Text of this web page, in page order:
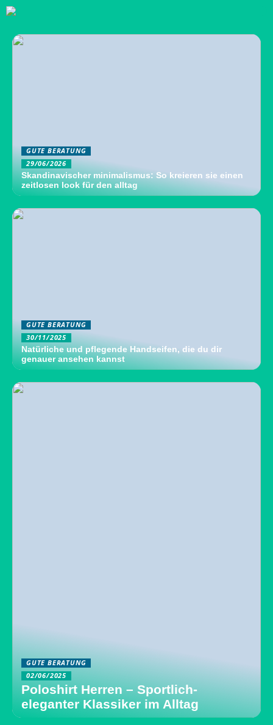
GUTE BERATUNG
29/06/2026
Skandinavischer minimalismus: So kreieren sie einen
zeitlosen look für den alltag
GUTE BERATUNG
30/11/2025
Natürliche und pflegende Handseifen, die du dir
genauer ansehen kannst
GUTE BERATUNG
02/06/2025
Poloshirt Herren – Sportlich-
eleganter Klassiker im Alltag